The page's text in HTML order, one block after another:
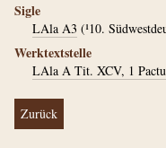
Sigle
LAla A3 (¹10.
Werktextstelle
LAla A Tit. XCV, 1
Zurück